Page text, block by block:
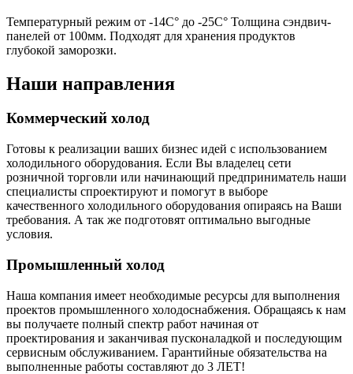
Температурный режим от -14С° до -25С° Толщина сэндвич-
панелей от 100мм. Подходят для хранения продуктов
глубокой заморозки.
Наши направления
Коммерческий холод
Готовы к реализации ваших бизнес идей с использованием
холодильного оборудования. Если Вы владелец сети
розничной торговли или начинающий предприниматель наши
специалисты спроектируют и помогут в выборе
качественного холодильного оборудования опираясь на Ваши
требования. А так же подготовят оптимально выгодные
условия.
Промышленный холод
Наша компания имеет необходимые ресурсы для выполнения
проектов промышленного холодоснабжения. Обращаясь к нам
вы получаете полный спектр работ начиная от
проектирования и заканчивая пусконаладкой и последующим
сервисным обслуживанием. Гарантийные обязательства на
выполненные работы составляют до 3 ЛЕТ!